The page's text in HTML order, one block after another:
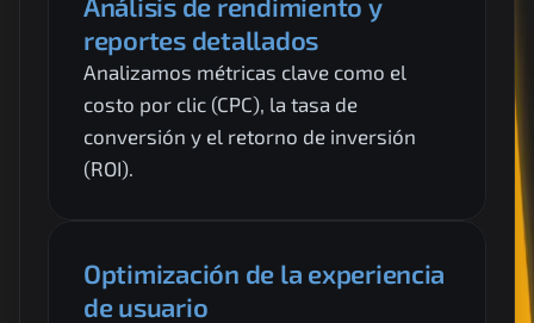
reportes detallados
Analizamos métricas clave como el
costo por clic (CPC), la tasa de
conversión y el retorno de inversión
(ROI).
Optimización de la experiencia
de usuario